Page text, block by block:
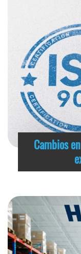
Cambios